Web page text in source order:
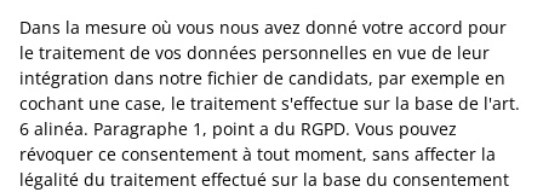
Dans la mesure où vous nous avez donné votre accord pour
le traitement de vos données personnelles en vue de leur
intégration dans notre fichier de candidats, par exemple en
cochant une case, le traitement s'effectue sur la base de l'art.
6 alinéa. Paragraphe 1, point a du RGPD. Vous pouvez
révoquer ce consentement à tout moment, sans affecter la
légalité du traitement effectué sur la base du consentement